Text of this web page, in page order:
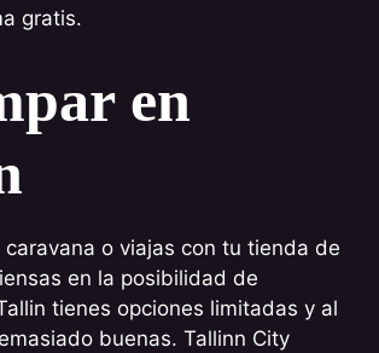
gratis.
en
caravana o viajas con tu tienda de
en la posibilidad de
tienes opciones limitadas y al
buenas. Tallinn City